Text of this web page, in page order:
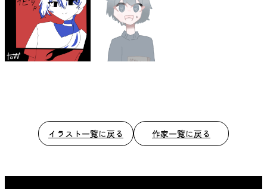
イラスト一覧に戻る 作家一覧に戻る